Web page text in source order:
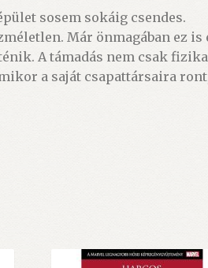
sosem sokáig csendes.
Már önmagában ez is
A támadás nem csak
a saját csapattársaira